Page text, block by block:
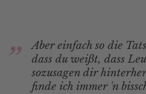
Aber einfach so die
dass du weißt, dass
sozusagen dir
finde ich immer 'n